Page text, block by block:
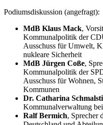
Podiumsdiskussion (angefragt):
MdB Klaus Mack,
Kommunalpolitik der
Ausschuss für Umwelt,
nukleare Sicherheit
MdB Jürgen Coße,
Kommunalpolitik der
Ausschuss für Wohnen,
Kommunen
Dr. Catharina
Kom­mu­nal­ver­wal­tung
Ralf Bermich, Sprecher